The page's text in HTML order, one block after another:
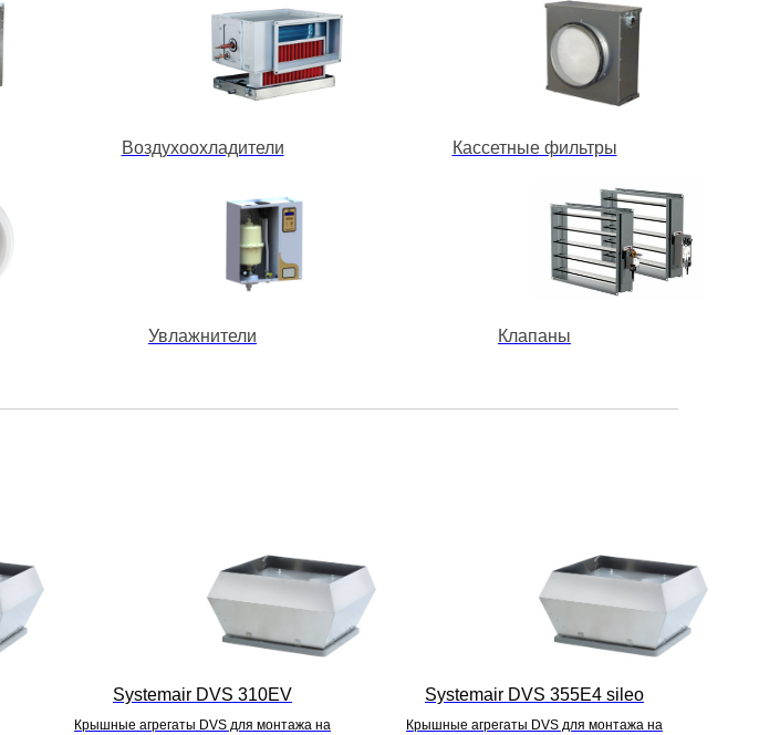
Воздухоохладители Кассетные фильтры
Увлажнители Клапаны
Systemair DVS 310EV
Крышные агрегаты DVS для монтажа на
Systemair DVS 355E4 sileo
Крышные агрегаты DVS для монтажа на